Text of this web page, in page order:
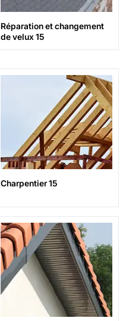
Réparation et changement
de velux 15
Charpentier 15